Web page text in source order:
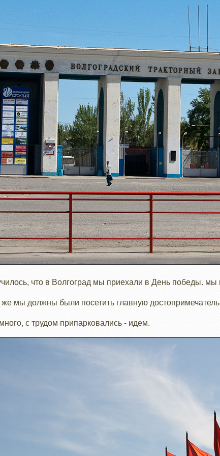
что в Волгоград мы приехали в День победы.
же мы должны были посетить главную
с трудом припарковались - идем.